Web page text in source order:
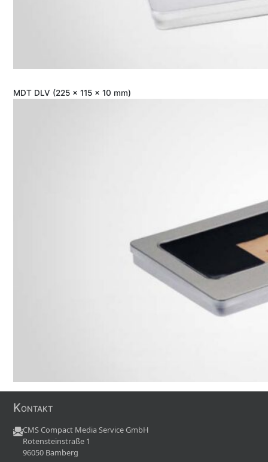
MDT DLV (225 x 115 x 10 mm)
Kontakt
CMS Compact Media Service GmbH
Rotensteinstraße 1
96050 Bamberg